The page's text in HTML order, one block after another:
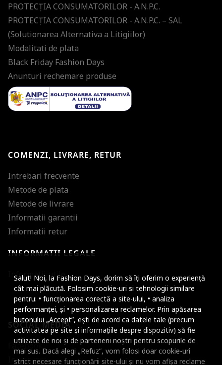
Salut! Noi, la Fashion Days, dorim să îți oferim o experiență
cât mai plăcută. Folosim cookie-uri si tehnologii similare
pentru: • funcționarea corectă a site-ului, • analiza
performanței, și • personalizarea reclamelor. Prin apăsarea
butonului „Accept”, ești de acord ca datele tale (precum
activitatea pe site și informațiile despre dispozitiv) să fie
utilizate de noi și de partenerii noștri pentru scopurile de
mai sus. Dacă alegi „Refuz”, vom folosi doar cookie-uri
strict necesare funcționării site-ului și nu vom afișa reclame
PROTECŢIA CONSUMATORILOR - A.N.P.C.
PROTECŢIA CONSUMATORILOR - A.N.P.C. – SAL
(Solutionarea Alternativa a Litigiilor)
Modalitati de plata
Black Friday Fashion Days
Anunturi rechemare produse
COMENZI, LIVRARE, RETUR
Intrebari frecvente
Metode de plata
Metode de livrare
Informatii garantii
Informatii retur
INFORMATII LEGALE
Informatii utile
SOCIAL MEDIA
Facebook
Instagram
Micsoreaza
Mareste spatierea
Micsoreaza
Mareste inaltimea